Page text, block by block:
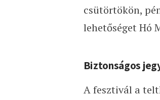
csütörtökön,
lehetőséget Hó
Biztonságos
A fesztivál a